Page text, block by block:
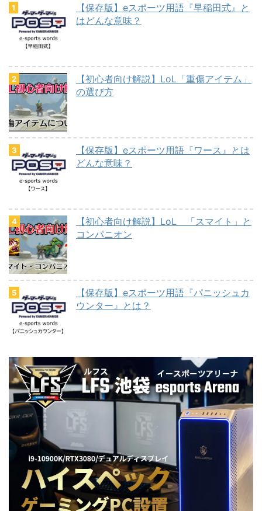
【保存版】eスポーツ用語『早稲田式』と
はどんな意味？
【初心者向け解説】LoL「重傷アイテム」
の選び方
【保存版】eスポーツ用語『ワース』とは
どんな意味？
【初心者向け解説】LoL 「スマイト」と
コンパニオン
【保存版】eスポーツ用語『パニッシュカ
ウンター』とは？